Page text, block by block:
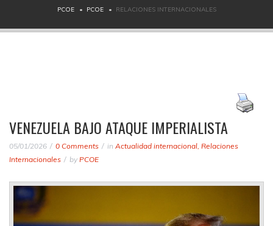
PCOE PCOE RELACIONES INTERNACIONALES
VENEZUELA BAJO ATAQUE IMPERIALISTA
05/01/2026 0 Comments in Actualidad internacional Relaciones
Internacionales
by PCOE